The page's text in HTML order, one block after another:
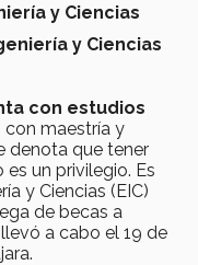
y Ciencias
y Ciencias
con estudios
con maestría y
denota que tener
un privilegio. Es
y Ciencias (EIC)
de becas a
a cabo el 19 de